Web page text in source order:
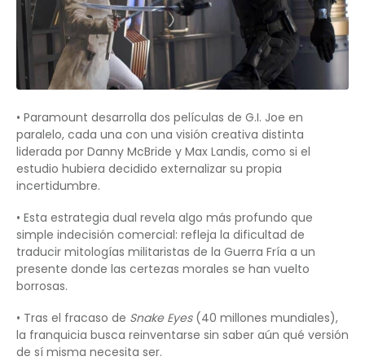
• Paramount desarrolla dos películas de G.I. Joe en
paralelo, cada una con una visión creativa distinta
liderada por Danny McBride y Max Landis, como si el
estudio hubiera decidido externalizar su propia
incertidumbre.
• Esta estrategia dual revela algo más profundo que
simple indecisión comercial: refleja la dificultad de
traducir mitologías militaristas de la Guerra Fría a un
presente donde las certezas morales se han vuelto
borrosas.
• Tras el fracaso de Snake Eyes(40 millones mundiales),
la franquicia busca reinventarse sin saber aún qué versión
de sí misma necesita ser.